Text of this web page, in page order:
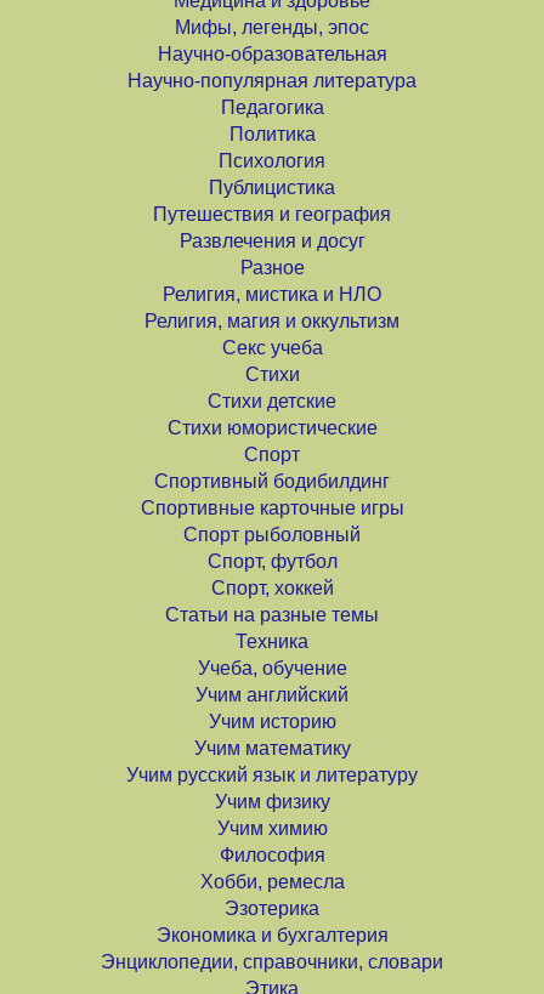
Мифы, легенды, эпос
Научно-образовательная
Научно-популярная литература
Педагогика
Политика
Психология
Публицистика
Путешествия и география
Развлечения и досуг
Разное
Религия, мистика и НЛО
Религия, магия и оккультизм
Секс учеба
Стихи
Стихи детские
Стихи юмористические
Спорт
Спортивный бодибилдинг
Спортивные карточные игры
Спорт рыболовный
Спорт, футбол
Спорт, хоккей
Статьи на разные темы
Техника
Учеба, обучение
Учим английский
Учим историю
Учим математику
Учим русский язык и литературу
Учим физику
Учим химию
Философия
Хобби, ремесла
Эзотерика
Экономика и бухгалтерия
Энциклопедии, справочники, словари
Этика